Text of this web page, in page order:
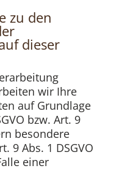
zu den
dieser
wir Ihre
auf Grundlage
bzw. Art. 9
besondere
9 Abs. 1 DSGVO
einer